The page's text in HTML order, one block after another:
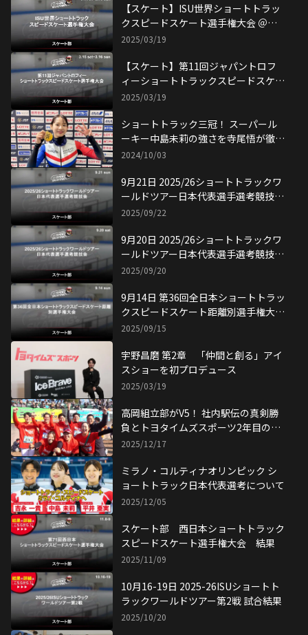
【スケート】ISU世界ショートトラッ
クスピードスケート選手権大会 ＠北
京
2025/03/19
【スケート】第11回ジャパントロフ
ィーショートトラックスピードスケー
ト選手権大会
2025/03/19
ショートトラック三冠！ スーパール
ーキー中島未莉の強さを寺尾悟が徹底
解剖
2024/10/03
9月21日 2025/26ショートトラックワ
ールドツアー日本代表選手選考競技会
試合結果
2025/09/22
9月20日 2025/26ショートトラックワ
ールドツアー日本代表選手選考競技会
試合結果
2025/09/20
9月14日 第36回全日本ショートトラッ
クスピードスケート距離別選手権大会
試合結果
2025/09/15
宇野昌磨 第2章 「仲間と創る」アイ
スショーを初プロデュース
2025/03/19
高岡組立部がV5！ 社内駅伝の真剣勝
負とトヨタイムズスポーツ2年目の挑
戦
2025/12/17
ミラノ・コルティナオリンピック シ
ョートトラック日本代表選考について
2025/12/05
スケート部 西日本ショートトラック
スピードスケート選手権大会 結果
2025/11/09
10月16-19日 2025-26ISUショートト
ラックワールドツアー第2戦 試合結果
2025/10/20